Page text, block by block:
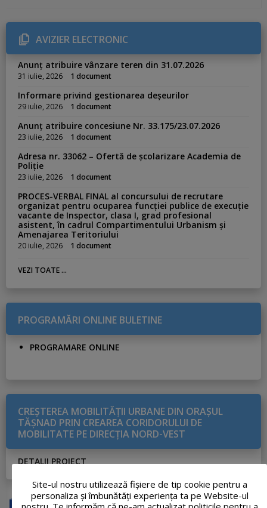
r
i
e
s
AVIZIER ELECTRONIC
Anunț atribuire vânzare teren din 31.07.2026
31 iulie, 2026 1 document
Informare privind gestionarea deșeurilor
29 iulie, 2026 1 document
Anunț atribuire concesiune Nr. 33.175/23.07.2026
23 iulie, 2026 1 document
Adresa nr. 33062 – Ofertă de școlarizare Academia de
Poliție
23 iulie, 2026 1 document
PROCES-VERBAL FINAL al concursului de recrutare
organizat pentru ocuparea funcției publice de execuție
vacante de Inspector, clasa I, grad profesional
asistent, în cadrul Compartimentului Urbanism și
Amenajarea Teritoriului
20 iulie, 2026 1 document
VEZI TOATE ...
PROGRAMĂRI ONLINE BULETINE
PROGRAMARE ONLINE
CREŞTEREA MOBILITĂŢII URBANE DIN ORAŞUL
TĂŞNAD PRIN CREAREA CORIDORULUI DE
MOBILITATE PE DIRECŢIA NORD-VEST
DETALII PROIECT
Site-ul nostru utilizează fişiere de tip cookie pentru a
personaliza și îmbunătăți experiența ta pe Website-ul